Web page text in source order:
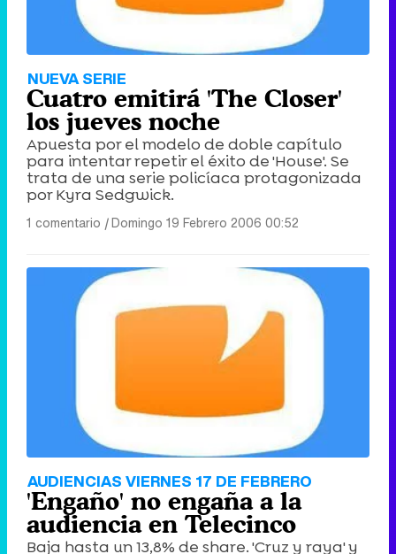
NUEVA SERIE
Cuatro emitirá 'The Closer'
los jueves noche
Apuesta por el modelo de doble capítulo
para intentar repetir el éxito de 'House'. Se
trata de una serie policíaca protagonizada
por Kyra Sedgwick.
1 comentario |Domingo 19 Febrero 2006 00:52
AUDIENCIAS VIERNES 17 DE FEBRERO
'Engaño' no engaña a la
audiencia en Telecinco
Baja hasta un 13,8% de share. 'Cruz y raya' y